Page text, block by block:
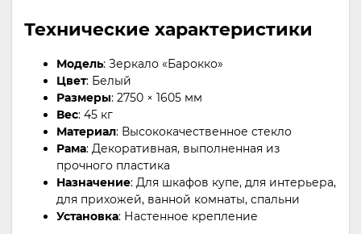
Технические характеристики
Модель: Зеркало «Барокко»
Цвет: Белый
Размеры: 2750 × 1605 мм
Вес: 45 кг
Материал: Высококачественное стекло
Рама: Декоративная, выполненная из
прочного пластика
Назначение: Для шкафов купе, для интерьера,
для прихожей, ванной комнаты, спальни
Установка: Настенное крепление